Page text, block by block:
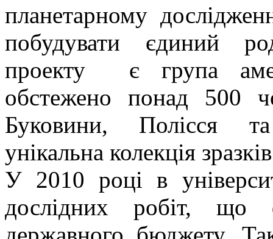
планетарному
побудувати єдиний
проекту є група
обстежено понад 500
Буковини, Полісся
унікальна колекція
У 2010 році в
дослідних робіт, що